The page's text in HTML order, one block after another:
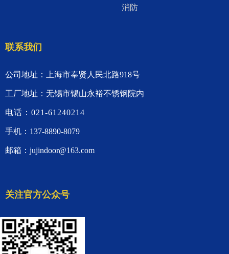
联系我们
公司地址：上海市奉贤人民北路918号
工厂地址：无锡市锡山永裕不锈钢院内
电话：021-61240214
手机：137-8890-8079
邮箱：jujindoor@163.com
关注官方公众号
消防